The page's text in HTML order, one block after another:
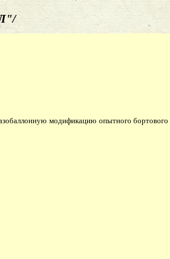
модификацию опытного бортового